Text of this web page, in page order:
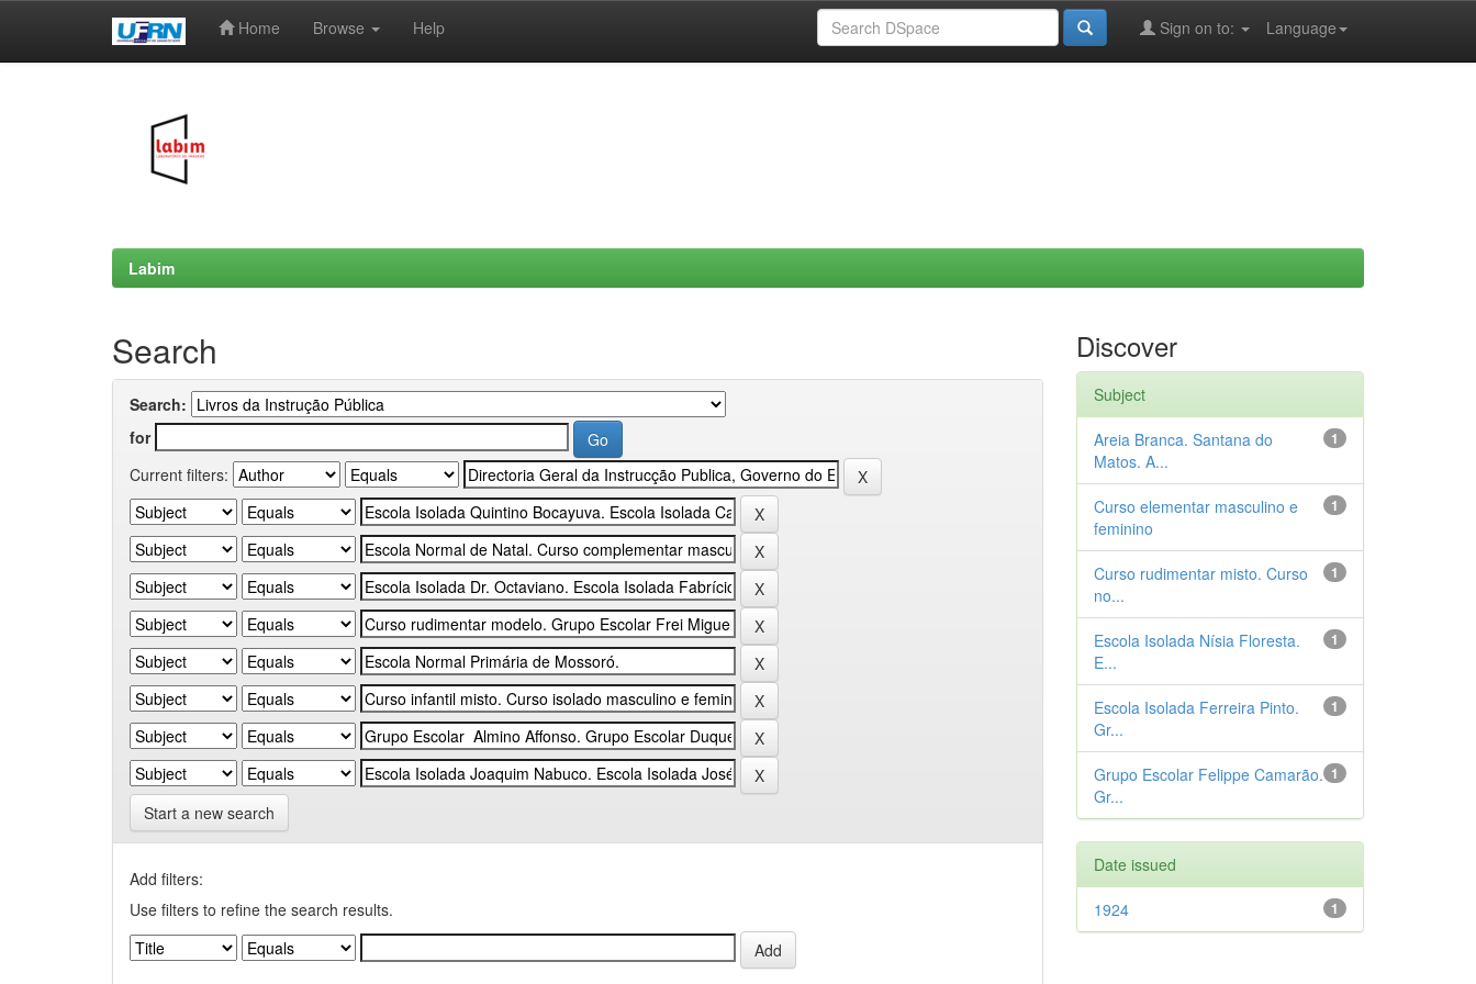
Home Browse Help Language
Sign on to:
Labim
Search
Search:
for
Current filters:
Start a new search
Add filters:
Use filters to refine the search results.
Discover
Subject
1
Areia Branca. Santana do
Matos. A...
1
Curso elementar masculino e
feminino
1
Curso rudimentar misto. Curso
no...
1
Escola Isolada Nísia Floresta.
E...
1
Escola Isolada Ferreira Pinto.
Gr...
1
Grupo Escolar Felippe Camarão.
Gr...
Date issued
1
1924